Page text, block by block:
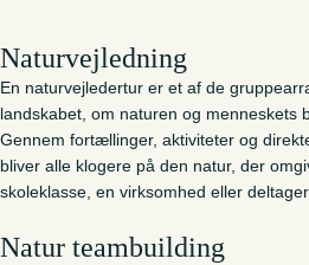
Naturvejledning
En naturvejledertur er et af de
landskabet, om naturen og menneskets
Gennem fortællinger, aktiviteter og
bliver alle klogere på den natur, der
skoleklasse, en virksomhed eller
Natur teambuilding